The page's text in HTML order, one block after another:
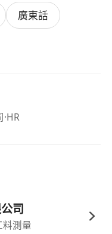
廣東話
·HR
司
測量